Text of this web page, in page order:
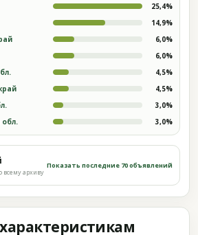
25,4%
14,9%
6,0%
6,0%
4,5%
4,5%
3,0%
3,0%
всему архиву
Показать последние 70 объявлений